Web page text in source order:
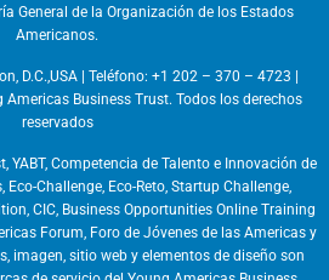
General de la Organización de los Estados
Americanos.
D.C.,USA | Teléfono: +1 202 – 370 – 4723 |
Business Trust. Todos los derechos
reservados
YABT, Competencia de Talento e Innovación de
Eco-Challenge, Eco-Reto, Startup Challenge,
CIC, Business Opportunities Online Training
Forum, Foro de Jóvenes de las Americas y
imagen, sitio web y elementos de diseño son